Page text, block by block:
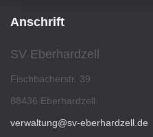
Anschrift
SV Eberhardzell
Fischbacherstr. 39
88436 Eberhardzell
verwaltung@sv-eberhardzell.de